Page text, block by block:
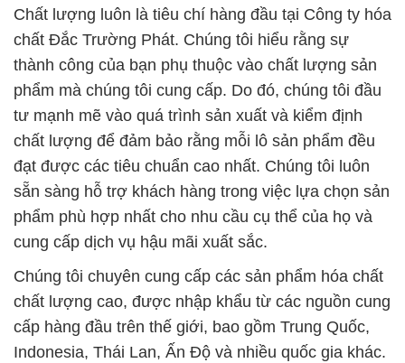
Chất lượng luôn là tiêu chí hàng đầu tại Công ty hóa
chất Đắc Trường Phát. Chúng tôi hiểu rằng sự
thành công của bạn phụ thuộc vào chất lượng sản
phẩm mà chúng tôi cung cấp. Do đó, chúng tôi đầu
tư mạnh mẽ vào quá trình sản xuất và kiểm định
chất lượng để đảm bảo rằng mỗi lô sản phẩm đều
đạt được các tiêu chuẩn cao nhất. Chúng tôi luôn
sẵn sàng hỗ trợ khách hàng trong việc lựa chọn sản
phẩm phù hợp nhất cho nhu cầu cụ thể của họ và
cung cấp dịch vụ hậu mãi xuất sắc.
Chúng tôi chuyên cung cấp các sản phẩm hóa chất
chất lượng cao, được nhập khẩu từ các nguồn cung
cấp hàng đầu trên thế giới, bao gồm Trung Quốc,
Indonesia, Thái Lan, Ấn Độ và nhiều quốc gia khác.